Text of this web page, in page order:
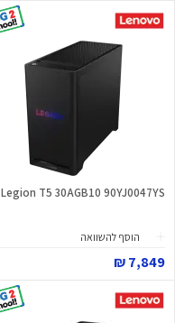
Legion T5 30AGB10 90YJ0047YS
הוסף להשוואה
7,849 ₪